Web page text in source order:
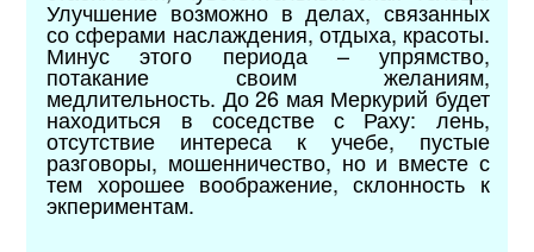
Улучшение возможно в делах, связанных
со сферами наслаждения, отдыха, красоты.
Минус этого периода – упрямство,
потакание своим желаниям,
медлительность. До 26 мая Меркурий будет
находиться в соседстве с Раху: лень,
отсутствие интереса к учебе, пустые
разговоры, мошенничество, но и вместе с
тем хорошее воображение, склонность к
экпериментам.